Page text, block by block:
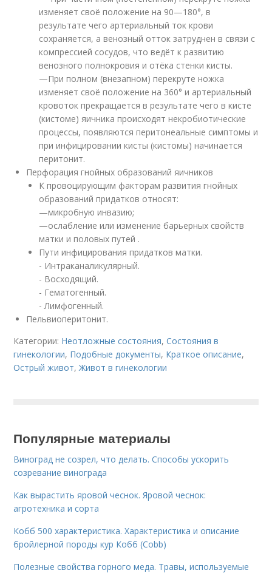
изменяет своё положение на 90—180°, в
результате чего артериальный ток крови
сохраняется, а венозный отток затруднен в связи с
компрессией сосудов, что ведёт к развитию
венозного полнокровия и отёка стенки кисты.
—При полном (внезапном) перекруте ножка
изменяет своё положение на 360° и артериальный
кровоток прекращается в результате чего в кисте
(кистоме) яичника происходят некробиотические
процессы, появляются перитонеальные симптомы и
при инфицировании кисты (кистомы) начинается
перитонит.
Перфорация гнойных образований яичников
К провоцирующим факторам развития гнойных
образований придатков относят:
—микробную инвазию;
—ослабление или изменение барьерных свойств
матки и половых путей .
Пути инфицирования придатков матки.
- Интраканаликулярный.
- Восходящий.
- Гематогенный.
- Лимфогенный.
Пельвиоперитонит.
Категории: Неотложные состояния,Состояния в
гинекологии, Подобные документы, Краткое описание,
Острый живот,Живот в гинекологии
Популярные материалы
Виноград не созрел, что делать. Способы ускорить
созревание винограда
Как вырастить яровой чеснок. Яровой чеснок:
агротехника и сорта
Кобб 500 характеристика. Характеристика и описание
бройлерной породы кур Кобб (Cobb)
Полезные свойства горного меда. Травы, используемые